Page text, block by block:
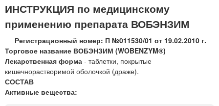
т
т
н
а
т
р
я
И
Р
р
а
с
т
о
ИНСТРУКЦИЯ по медицинскому
применению препарата ВОБЭНЗИМ
Регистрационный номер: П №011530/01 от 19.02.2010 г.
Торговое название ВОБЭНЗИМ (WOBENZYM®)
Лекарственная форма - таблетки, покрытые
кишечнорастворимой оболочкой (драже).
СОСТАВ
Активные вещества: